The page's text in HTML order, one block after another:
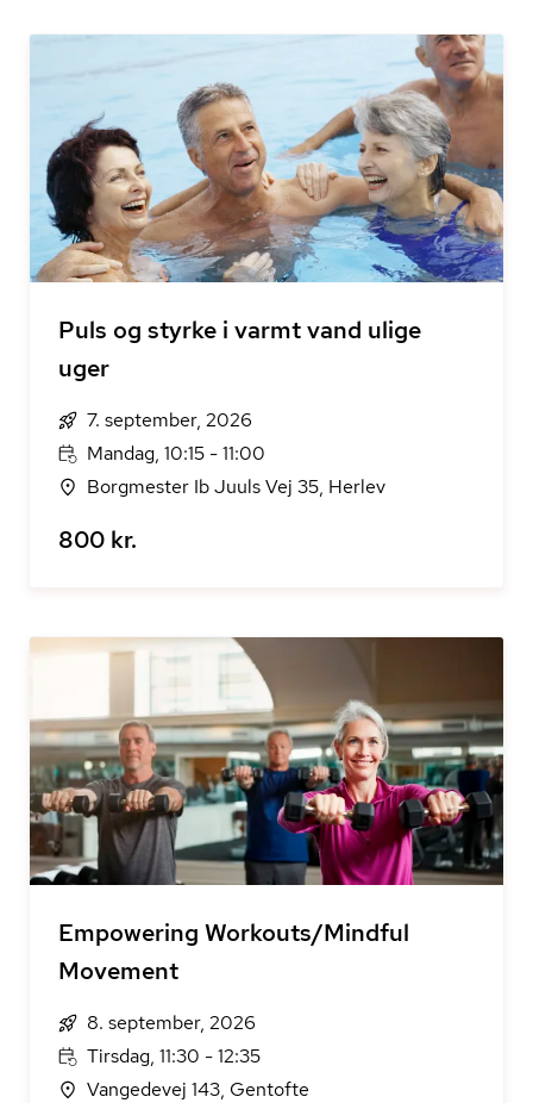
Puls og styrke i varmt vand ulige
uger
7. september, 2026
Mandag, 10:15 - 11:00
Borgmester Ib Juuls Vej 35, Herlev
800 kr.
Empowering Workouts/Mindful
Movement
8. september, 2026
Tirsdag, 11:30 - 12:35
Vangedevej 143, Gentofte